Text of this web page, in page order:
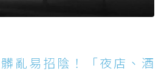
亂易招陰！「夜店、酒